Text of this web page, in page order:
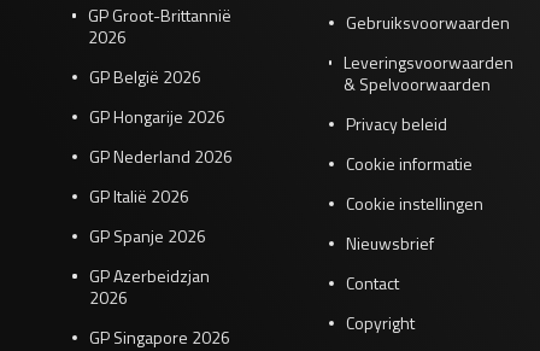
GP Groot-Brittannië
2026
GP België 2026
GP Hongarije 2026
GP Nederland 2026
GP Italië 2026
GP Spanje 2026
GP Azerbeidzjan
2026
GP Singapore 2026
Gebruiksvoorwaarden
Leveringsvoorwaarden
& Spelvoorwaarden
Privacy beleid
Cookie informatie
Cookie instellingen
Nieuwsbrief
Contact
Copyright